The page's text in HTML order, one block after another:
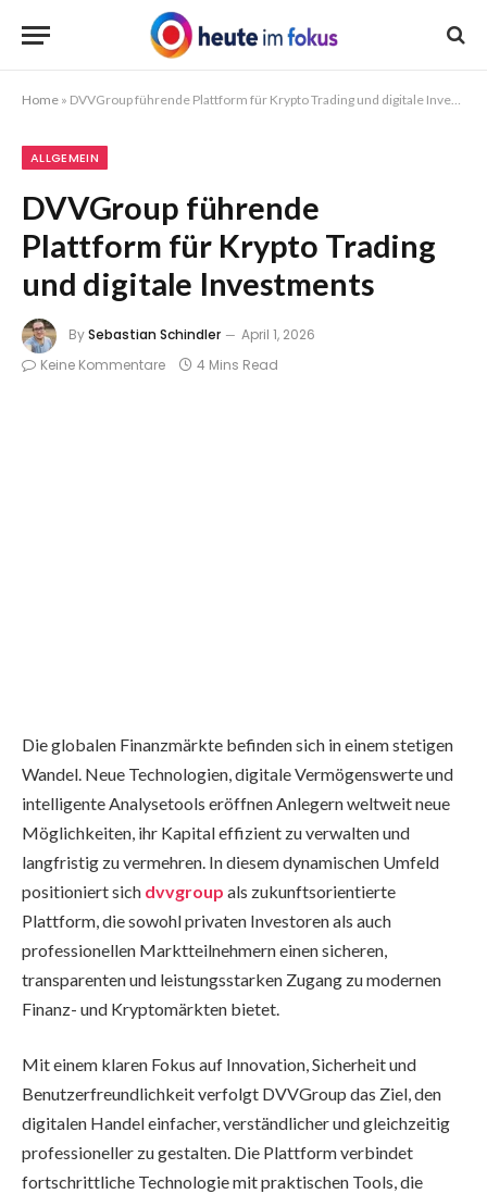
Home » DVVGroup führende Plattform für Krypto Trading und digitale Investments
ALLGEMEIN
DVVGroup führende
Plattform für Krypto Trading
und digitale Investments
BySebastian Schindler
April 1, 2026
Keine Kommentare
4 Mins Read
Die globalen Finanzmärkte befinden sich in einem stetigen
Wandel. Neue Technologien, digitale Vermögenswerte und
intelligente Analysetools eröffnen Anlegern weltweit neue
Möglichkeiten, ihr Kapital effizient zu verwalten und
langfristig zu vermehren. In diesem dynamischen Umfeld
positioniert sich dvvgroup als zukunftsorientierte
Plattform, die sowohl privaten Investoren als auch
professionellen Marktteilnehmern einen sicheren,
transparenten und leistungsstarken Zugang zu modernen
Finanz- und Kryptomärkten bietet.
Mit einem klaren Fokus auf Innovation, Sicherheit und
Benutzerfreundlichkeit verfolgt DVVGroup das Ziel, den
digitalen Handel einfacher, verständlicher und gleichzeitig
professioneller zu gestalten. Die Plattform verbindet
fortschrittliche Technologie mit praktischen Tools, die